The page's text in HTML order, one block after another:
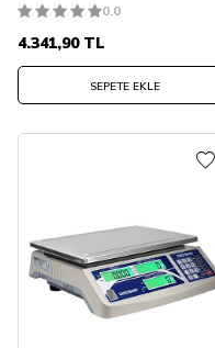
0.0
4.341,90TL
SEPETE EKLE